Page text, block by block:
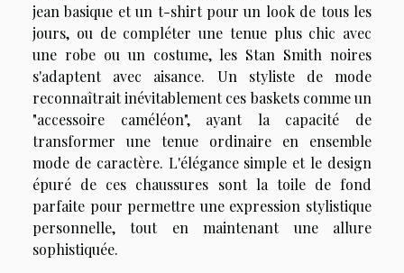
jean basique et un t-shirt pour un look de tous les
jours, ou de compléter une tenue plus chic avec
une robe ou un costume, les Stan Smith noires
s'adaptent avec aisance. Un styliste de mode
reconnaîtrait inévitablement ces baskets comme un
"accessoire caméléon", ayant la capacité de
transformer une tenue ordinaire en ensemble
mode de caractère. L'élégance simple et le design
épuré de ces chaussures sont la toile de fond
parfaite pour permettre une expression stylistique
personnelle, tout en maintenant une allure
sophistiquée.